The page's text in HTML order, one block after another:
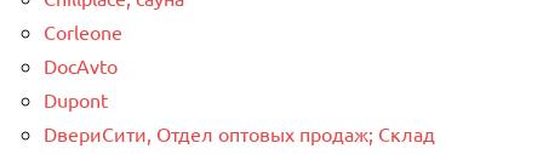
Corleone
DocAvto
Dupont
DвериСити, Отдел оптовых продаж; Склад